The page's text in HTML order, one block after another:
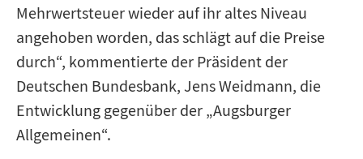
Mehrwertsteuer wieder auf ihr altes Niveau
angehoben worden, das schlägt auf die Preise
durch“, kommentierte der Präsident der
Deutschen Bundesbank, Jens Weidmann, die
Entwicklung gegenüber der „Augsburger
Allgemeinen“.